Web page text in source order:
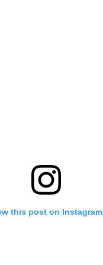
this post on Instagram